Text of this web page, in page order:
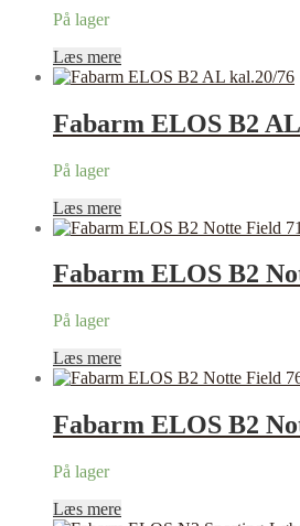
På lager
Læs mere
Fabarm ELOS B2
På lager
Læs mere
Fabarm ELOS B2
På lager
Læs mere
Fabarm ELOS B2
På lager
Læs mere